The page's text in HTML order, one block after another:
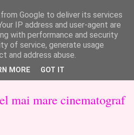
imi trec prin minte..si cum am
mai mare cinematograf
Google to deliver its services
IP address and user-agent are
with performance and security
of service, generate usage
and address abuse.
MORE GOT IT